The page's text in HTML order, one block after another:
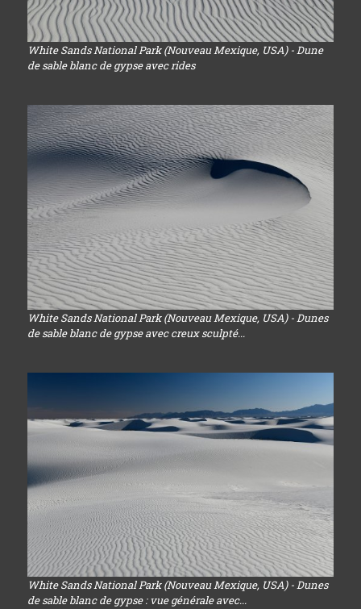
White Sands National Park (Nouveau Mexique, USA) - Dune
de sable blanc de gypse avec rides
White Sands National Park (Nouveau Mexique, USA) - Dunes
de sable blanc de gypse avec creux sculpté...
White Sands National Park (Nouveau Mexique, USA) - Dunes
de sable blanc de gypse : vue générale avec...